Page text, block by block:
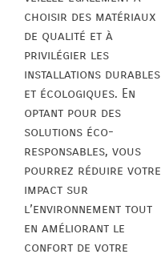
choisir des matériaux
de qualité et à
privilégier les
installations durables
et écologiques. En
optant pour des
solutions éco-
responsables, vous
pourrez réduire votre
impact sur
l’environnement tout
en améliorant le
confort de votre